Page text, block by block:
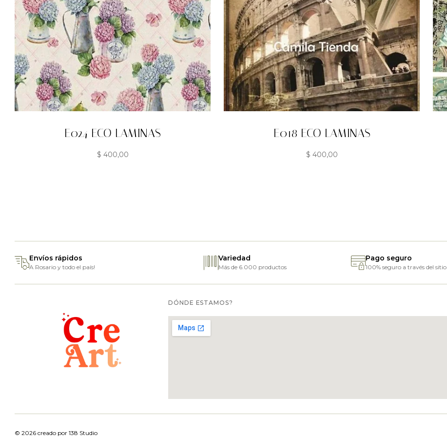
E024 ECO LAMINAS
$ 400,00
E018 ECO LAMINAS
$ 400,00
Envíos rápidos
A Rosario y todo el país!
Variedad
Más de 6.000 productos
Pago seguro
100% seguro a través del sitio
DÓNDE ESTAMOS?
© 2026 creado por 138 Studio